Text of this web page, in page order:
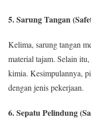
5. Sarung Tangan
Kelima, sarung tangan
material tajam. Selain
kimia. Kesimpulannya,
dengan jenis pekerjaan.
6. Sepatu Pelindung